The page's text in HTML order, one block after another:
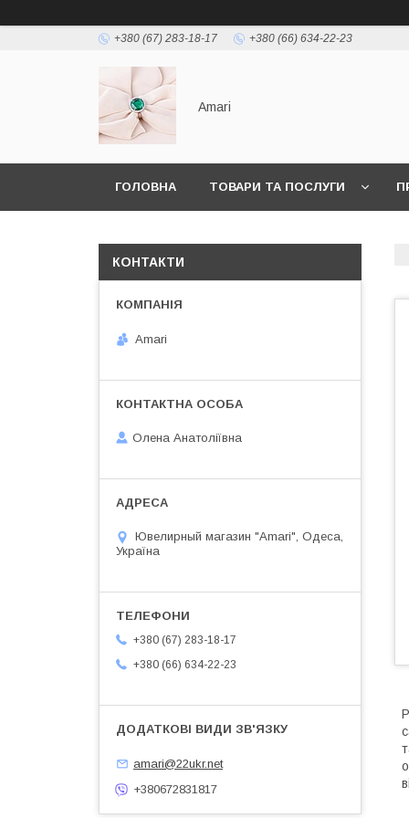
+380 (67) 283-18-17 +380 (66) 634-22-23
Amari
ГОЛОВНА ТОВАРИ ТА ПОСЛУГИ
КОНТАКТИ
Amari
Олена Анатоліївна
Ювелирный магазин "Amari", Одеса,
Україна
+380 (67) 283-18-17
+380 (66) 634-22-23
amari@22ukr.net
+380672831817